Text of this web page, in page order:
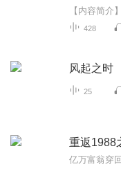
428
风起之时
25